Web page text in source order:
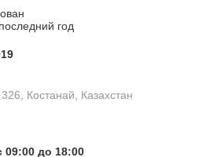
год
Костанай, Казахстан
09:00 до 18:00